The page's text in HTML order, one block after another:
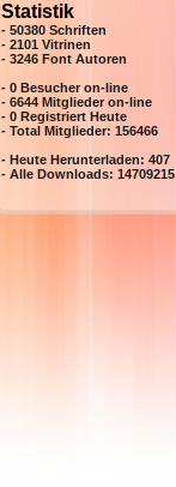
Statistik
- 50380 Schriften
- 2101 Vitrinen
- 3246 Font Autoren
- 0 Besucher on-line
- 6644 Mitglieder on-line
- 0 Registriert Heute
- Total Mitglieder: 156466
- Heute Herunterladen: 407
- Alle Downloads: 14709215